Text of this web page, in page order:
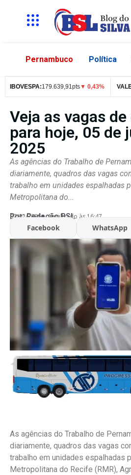
Pernambuco Política
IBOVESPA:179.639,91pts▼ 0,43% VALE3:
Veja as vagas
para hoje, 05 de
2025
As agências do Trabalho de
diariamente, quadros das vagas
trabalho em unidades espalhadas
Metropolitana do...
Por:Redação BSL
07/02/2026 Atualizado às 16:47
Facebook WhatsApp
As agências do Trabalho de
diariamente, quadros das vagas
trabalho em unidades espalhadas
Metropolitana do Recife (RMR),